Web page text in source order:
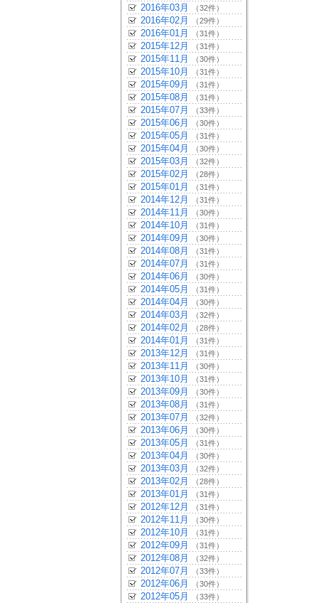
2016年03月 （32件）
2016年02月 （29件）
2016年01月 （31件）
2015年12月 （31件）
2015年11月 （30件）
2015年10月 （31件）
2015年09月 （31件）
2015年08月 （31件）
2015年07月 （33件）
2015年06月 （30件）
2015年05月 （31件）
2015年04月 （30件）
2015年03月 （32件）
2015年02月 （28件）
2015年01月 （31件）
2014年12月 （31件）
2014年11月 （30件）
2014年10月 （31件）
2014年09月 （30件）
2014年08月 （31件）
2014年07月 （31件）
2014年06月 （30件）
2014年05月 （31件）
2014年04月 （30件）
2014年03月 （32件）
2014年02月 （28件）
2014年01月 （31件）
2013年12月 （31件）
2013年11月 （30件）
2013年10月 （31件）
2013年09月 （30件）
2013年08月 （31件）
2013年07月 （32件）
2013年06月 （30件）
2013年05月 （31件）
2013年04月 （30件）
2013年03月 （32件）
2013年02月 （28件）
2013年01月 （31件）
2012年12月 （31件）
2012年11月 （30件）
2012年10月 （31件）
2012年09月 （31件）
2012年08月 （32件）
2012年07月 （33件）
2012年06月 （30件）
2012年05月 （33件）